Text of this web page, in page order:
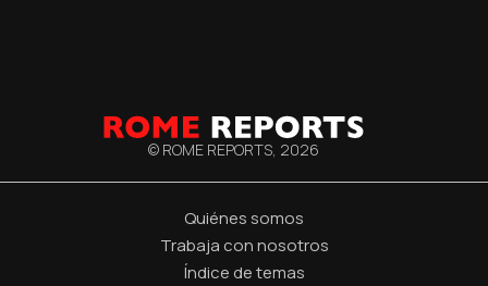
© ROME REPORTS, 2026
Quiénes somos
Trabaja con nosotros
Índice de temas